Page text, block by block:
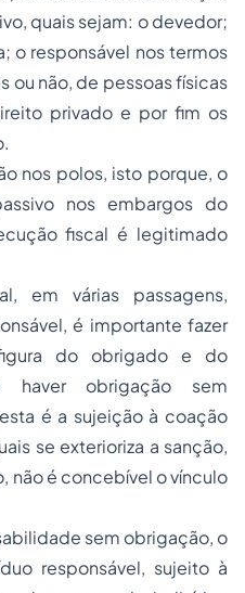
quais sejam: o devedor;
o responsável nos termos
ou não, de pessoas físicas
privado e por fim os
nos polos, isto porque, o
nos embargos do
fiscal é legitimado
em várias passagens,
é importante fazer
do obrigado e do
haver obrigação sem
é a sujeição à coação
se exterioriza a sanção,
não é concebível o vínculo
sem obrigação, o
responsável, sujeito à